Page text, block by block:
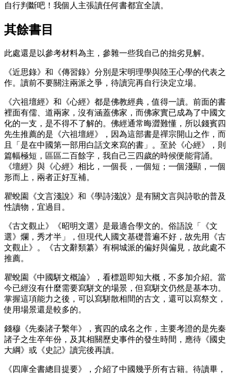
自行判斷吧！我個人主張讀任何書都宜全讀。
其餘書目
此處還是以參考材料為主，參雜一些我自己的拙劣見解。
《近思錄》和《傳習錄》分別是宋明理學與陸王心學的代表之
作。讀前不要關注兩派之爭，待讀完再自行決定立場。
《六祖壇經》和《心經》都是佛教經典，值得一讀。前面的書
裡面有儒、道兩家，沒有涵蓋佛家，而佛家實已成為了中國文
化的一支，是不得不了解的。佛經通常晦澀難懂，所以錢賓四
先生推薦的是《六祖壇經》，因為這部書是禪宗開山之作，而
且「是在中國第一部用白話文來寫的書」。至於《心經》，則
篇幅極短，區區二百餘字，我自己三四歲的時候便能背誦。
《壇經》與《心經》相比，一個長，一個短；一個淺顯，一個
形而上，兩者正好互補。
瞿蛻園《文言淺說》和《學詩淺說》是有關文言與詩歌的普及
性讀物，宜過目。
《古文觀止》《昭明文選》是最適合學文的。俗語說「《文
選》爛，秀才半」，但現代人國文基礎普遍不好，故先用《古
文觀止》。《古文辭類纂》有桐城派的偏好與偏見，故此處不
推薦。
瞿蛻園《中國駢文概論》，看標題即知大概，不多加介紹。當
今已經沒有什麼需要寫駢文的場景，但寫駢文仍然是基本功。
掌握這項能力之後，可以寫駢散相間的古文，還可以寫祭文，
使用場景還是較多的。
錢穆《先秦諸子繫年》，賓四的成名之作，主要考證的是先秦
諸子之生卒年份，及其相關歷史事件的發生時間，應待《國史
大綱》或《史記》讀完後再讀。
《四庫全書總目提要》，介紹了中國幾乎所有古籍。待讀畢，